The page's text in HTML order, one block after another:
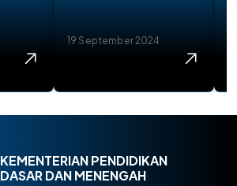
19 September 2024
KEMENTERIAN PENDIDIKAN
DASAR DAN MENENGAH